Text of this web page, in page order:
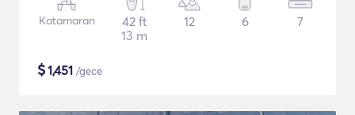
Katamaran
42 ft
13 m
12 6 7
$1,451 /gece